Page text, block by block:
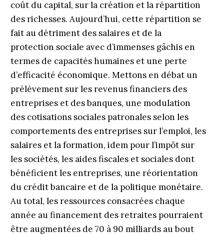
coût du capital, sur la création et la répartition
des richesses. Aujourd’hui, cette répartition se
fait au détriment des salaires et de la
protection sociale avec d’immenses gâchis en
termes de capacités humaines et une perte
d’efficacité économique. Mettons en débat un
prélèvement sur les revenus financiers des
entreprises et des banques, une modulation
des cotisations sociales patronales selon les
comportements des entreprises sur l’emploi, les
salaires et la formation, idem pour l’impôt sur
les sociétés, les aides fiscales et sociales dont
bénéficient les entreprises, une réorientation
du crédit bancaire et de la politique monétaire.
Au total, les ressources consacrées chaque
année au financement des retraites pourraient
être augmentées de 70 à 90 milliards au bout